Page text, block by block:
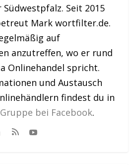
Seit 2015
Mark wortfilter.de.
auf
anzutreffen, wo er rund
Onlinehandel spricht.
und Austausch
findest du in
bei Facebook.